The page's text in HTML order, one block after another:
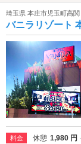
埼玉県 本庄市児玉町高関
バニラリゾート
料金 休憩 1,980 円